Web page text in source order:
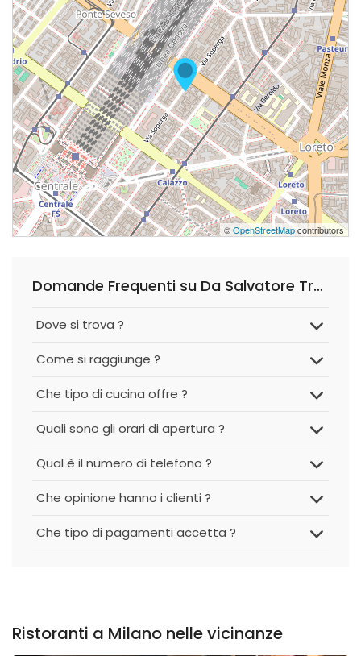
©OpenStreetMapcontributors
Domande Frequenti su Da Salvatore Trattoria Siciliana
Dove si trova ?
Come si raggiunge ?
Che tipo di cucina offre ?
Quali sono gli orari di apertura ?
Qual è il numero di telefono ?
Che opinione hanno i clienti ?
Che tipo di pagamenti accetta ?
Ristoranti a Milano nelle vicinanze